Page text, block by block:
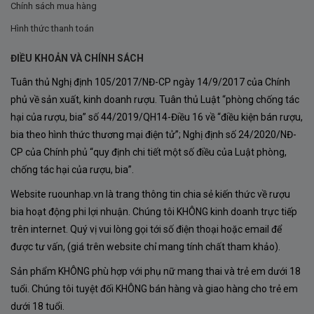
mà mỗi trái nho đều được chăm sóc cẩn thận để đảm
bảo chất lượng cao nhất. Quá trình thu hoạch vào buổi
sáng giúp giữ nguyên sự tươi mới và tránh cho nho bị
oxi hóa sớm. Sau khi thu hoạch, những trái nho được
chọn lọc kỹ càng và bắt đầu quá trình lên men.
Chính sách mua hàng
Hình thức thanh toán
ĐIỀU KHOẢN VÀ CHÍNH SÁCH
Tuân thủ Nghị định 105/2017/NĐ-CP ngày 14/9/2017 của Chính
phủ về sản xuất, kinh doanh rượu. Tuân thủ Luật “phòng chống tác
hại của rượu, bia” số 44/2019/QH14-Điều 16 về “điều kiện bán rượu,
bia theo hình thức thương mại điện tử”; Nghị định số 24/2020/NĐ-
CP của Chính phủ “quy định chi tiết một số điều của Luật phòng,
chống tác hại của rượu, bia”.
Website ruounhap.vn là trang thông tin chia sẻ kiến thức về rượu
bia hoạt động phi lợi nhuận. Chúng tôi KHÔNG kinh doanh trực tiếp
trên internet. Quý vị vui lòng gọi tới số điện thoại hoặc email để
được tư vấn, (giá trên website chỉ mang tính chất tham khảo).
Sản phẩm KHÔNG phù hợp với phụ nữ mang thai và trẻ em dưới 18
tuổi. Chúng tôi tuyệt đối KHÔNG bán hàng và giao hàng cho trẻ em
dưới 18 tuổi.